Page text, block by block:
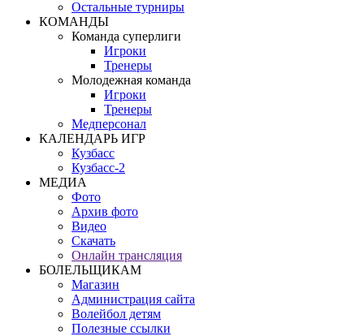
Остальные турниры
КОМАНДЫ
Команда суперлиги
Игроки
Тренеры
Молодежная команда
Игроки
Тренеры
Медперсонал
КАЛЕНДАРЬ ИГР
Кузбасс
Кузбасс-2
МЕДИА
Фото
Архив фото
Видео
Скачать
Онлайн трансляция
БОЛЕЛЬЩИКАМ
Магазин
Администрация сайта
Волейбол детям
Полезные ссылки